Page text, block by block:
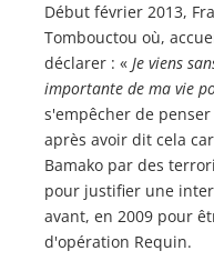
Début février 2013,
Tombouctou où,
déclarer : « Je viens
importante de ma vie
s'empêcher de
après avoir dit cela
Bamako par des
pour justifier une
avant, en 2009 pour
d'opération Requin.